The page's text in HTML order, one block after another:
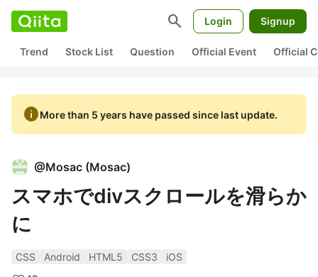
search Login Signup
Trend Stock List Question Official Event Official
infoMore than 5 years have passed since last update.
@Mosac (Mosac)
スマホでdivスクロールを滑らか
に
CSS Android HTML5 CSS3
iOS